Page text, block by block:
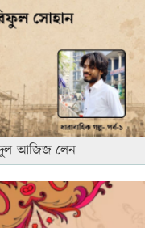
আজিজ লেন